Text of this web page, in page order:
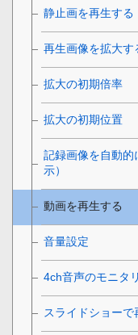
静止画を再生する
再生画像を拡大す
拡大の初期倍率
拡大の初期位置
記録画像を自動的
示）
動画を再生する
音量設定
4ch音声のモニタ
スライドショーで